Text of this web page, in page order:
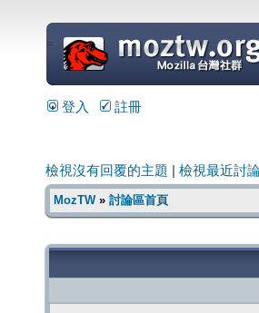
=
登入 註冊
檢視沒有回覆的主題 檢視最近討
MozTW» 討論區首頁